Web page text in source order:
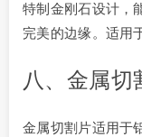
特制金刚石设计，
完美的边缘。适用
八、金属切
金属切割片适用于